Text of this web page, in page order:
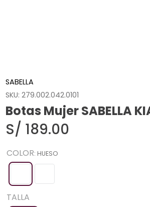
SABELLA
SKU:279.002.042.0101
Botas Mujer SABELLA
S/ 189.00
COLOR: HUESO
TALLA